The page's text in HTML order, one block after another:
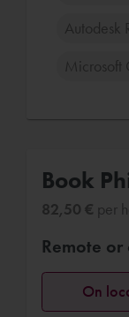
Autodesk
Microsoft
Book
82,50 € per
Remote
On